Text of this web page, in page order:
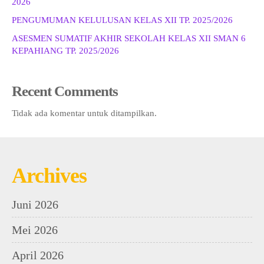
PENGUMUMAN KELULUSAN KELAS XII TP. 2025/2026
ASESMEN SUMATIF AKHIR SEKOLAH KELAS XII SMAN 6
KEPAHIANG TP. 2025/2026
Recent Comments
Tidak ada komentar untuk ditampilkan.
Archives
Juni 2026
Mei 2026
April 2026